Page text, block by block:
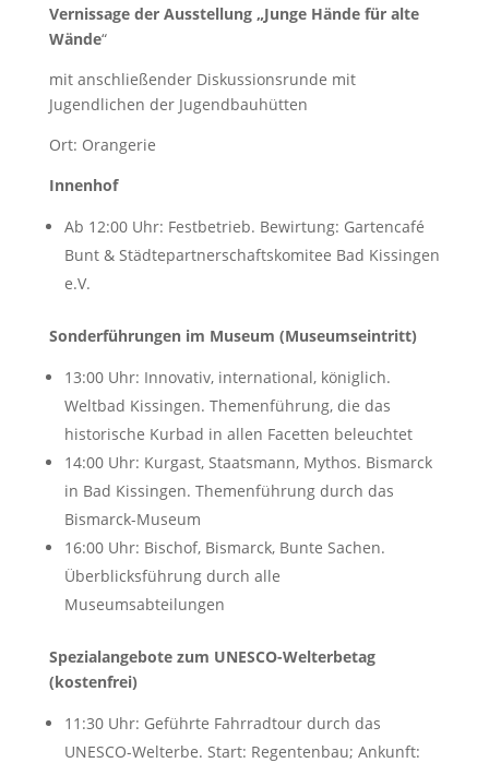
Vernissage der Ausstellung „Junge Hände für alte
Wände“
mit anschließender Diskussionsrunde mit
Jugendlichen der Jugendbauhütten
Ort: Orangerie
Innenhof
Ab 12:00 Uhr: Festbetrieb. Bewirtung: Gartencafé
Bunt & Städtepartnerschaftskomitee Bad Kissingen
e.V.
Sonderführungen im Museum (Museumseintritt)
13:00 Uhr: Innovativ, international, königlich.
Weltbad Kissingen. Themenführung, die das
historische Kurbad in allen Facetten beleuchtet
14:00 Uhr: Kurgast, Staatsmann, Mythos. Bismarck
in Bad Kissingen. Themenführung durch das
Bismarck-Museum
16:00 Uhr: Bischof, Bismarck, Bunte Sachen.
Überblicksführung durch alle
Museumsabteilungen
Spezialangebote zum UNESCO-Welterbetag
(kostenfrei)
11:30 Uhr: Geführte Fahrradtour durch das
UNESCO-Welterbe. Start: Regentenbau; Ankunft: